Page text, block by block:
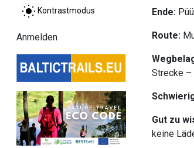
Kontrastmodus
Anmelden
Ende:
Route:
Strecke –
Gut zu
keine